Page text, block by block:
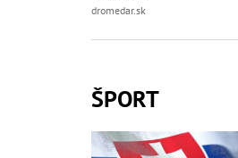
dromedar.sk
ŠPORT